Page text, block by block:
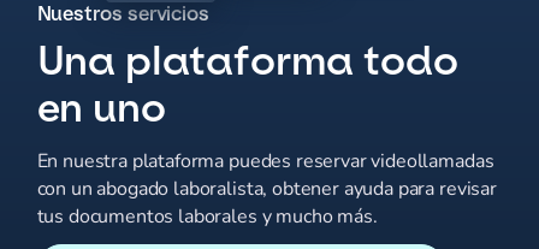
Nuestros servicios
Una plataforma todo
en uno
En nuestra plataforma puedes reservar videollamadas
con un abogado laboralista, obtener ayuda para revisar
tus documentos laborales y mucho más.